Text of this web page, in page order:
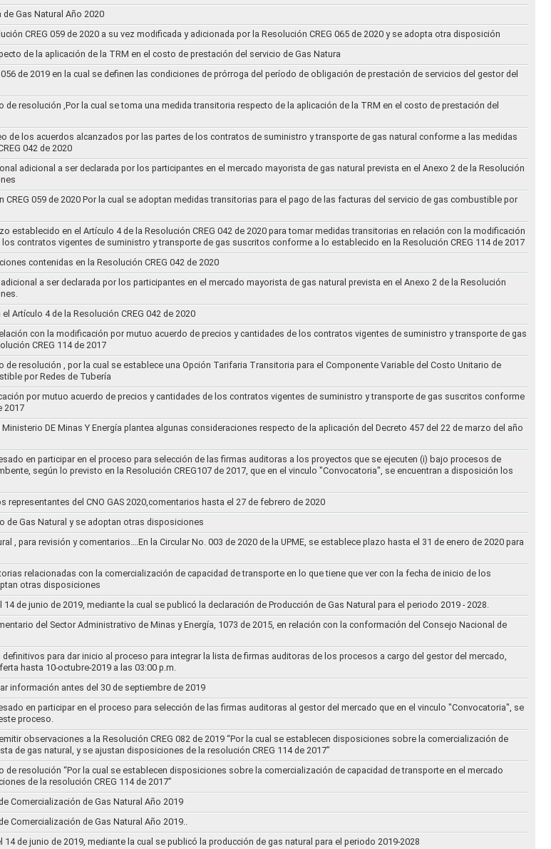
Gas Natural Año 2020
CREG 059 de 2020 a su vez modificada y adicionada por la Resolución CREG 065 de 2020 y se adopta otra disposición
de la aplicación de la TRM en el costo de prestación del servicio de Gas Natura
de 2019 en la cual se definen las condiciones de prórroga del período de obligación de prestación de servicios del gestor del
de resolución ,Por la cual se toma una medida transitoria respecto de la aplicación de la TRM en el costo de prestación del
de los acuerdos alcanzados por las partes de los contratos de suministro y transporte de gas natural conforme a las medidas
042 de 2020
adicional a ser declarada por los participantes en el mercado mayorista de gas natural prevista en el Anexo 2 de la Resolución
CREG 059 de 2020 Por la cual se adoptan medidas transitorias para el pago de las facturas del servicio de gas combustible por
establecido en el Artículo 4 de la Resolución CREG 042 de 2020 para tomar medidas transitorias en relación con la modificación
contratos vigentes de suministro y transporte de gas suscritos conforme a lo establecido en la Resolución CREG 114 de 2017
contenidas en la Resolución CREG 042 de 2020
a ser declarada por los participantes en el mercado mayorista de gas natural prevista en el Anexo 2 de la Resolución
Artículo 4 de la Resolución CREG 042 de 2020
con la modificación por mutuo acuerdo de precios y cantidades de los contratos vigentes de suministro y transporte de gas
CREG 114 de 2017
de resolución , por la cual se establece una Opción Tarifaria Transitoria para el Componente Variable del Costo Unitario de
por Redes de Tubería
por mutuo acuerdo de precios y cantidades de los contratos vigentes de suministro y transporte de gas suscritos conforme
2017
DE Minas Y Energía plantea algunas consideraciones respecto de la aplicación del Decreto 457 del 22 de marzo del año
en participar en el proceso para selección de las firmas auditoras a los proyectos que se ejecuten (i) bajo procesos de
según lo previsto en la Resolución CREG107 de 2017, que en el vinculo "Convocatoria", se encuentran a disposición los
representantes del CNO GAS 2020,comentarios hasta el 27 de febrero de 2020
de Gas Natural y se adoptan otras disposiciones
, para revisión y comentarios….En la Circular No. 003 de 2020 de la UPME, se establece plazo hasta el 31 de enero de 2020 para
relacionadas con la comercialización de capacidad de transporte en lo que tiene que ver con la fecha de inicio de los
otras disposiciones
de junio de 2019, mediante la cual se publicó la declaración de Producción de Gas Natural para el periodo 2019 - 2028.
del Sector Administrativo de Minas y Energía, 1073 de 2015, en relación con la conformación del Consejo Nacional de
para dar inicio al proceso para integrar la lista de firmas auditoras de los procesos a cargo del gestor del mercado,
hasta 10-octubre-2019 a las 03:00 p.m.
información antes del 30 de septiembre de 2019
en participar en el proceso para selección de las firmas auditoras al gestor del mercado que en el vinculo "Convocatoria", se
proceso.
observaciones a la Resolución CREG 082 de 2019 “Por la cual se establecen disposiciones sobre la comercialización de
de gas natural, y se ajustan disposiciones de la resolución CREG 114 de 2017”
de resolución “Por la cual se establecen disposiciones sobre la comercialización de capacidad de transporte en el mercado
de la resolución CREG 114 de 2017”
Comercialización de Gas Natural Año 2019
Comercialización de Gas Natural Año 2019..
de junio de 2019, mediante la cual se publicó la producción de gas natural para el periodo 2019-2028